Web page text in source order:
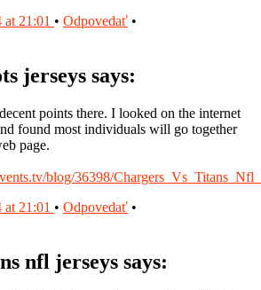
21:01 • Odpovedať •
jerseys says:
points there. I looked on the internet
found most individuals will go together
page.
blog/36398/
21:01 • Odpovedať •
nfl jerseys says: